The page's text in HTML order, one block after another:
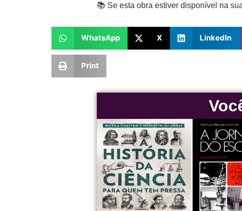
📚 Se esta obra estiver disponível na
WhatsApp X LinkedIn
Print